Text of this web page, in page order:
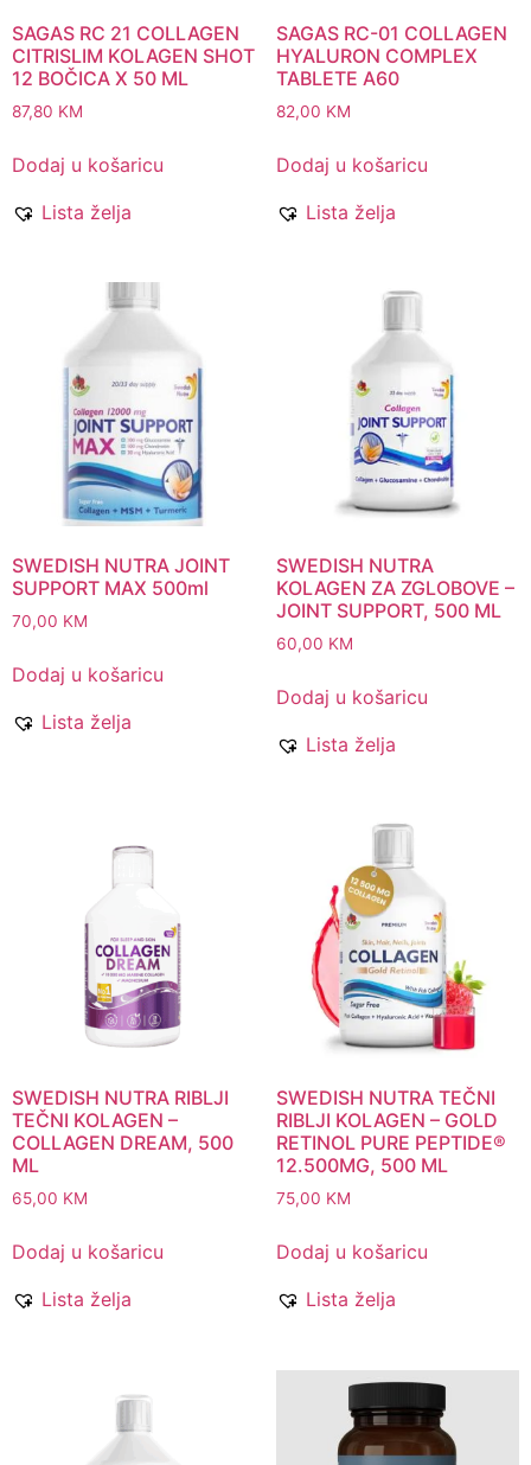
SAGAS RC 21 COLLAGEN
CITRISLIM KOLAGEN SHOT
12 BOČICA X 50 ML
87,80 KM
Dodaj u košaricu
Lista želja
SAGAS RC-01 COLLAGEN
HYALURON COMPLEX
TABLETE A60
82,00 KM
Dodaj u košaricu
Lista želja
SWEDISH NUTRA JOINT
SUPPORT MAX 500ml
70,00 KM
Dodaj u košaricu
Lista želja
SWEDISH NUTRA
KOLAGEN ZA ZGLOBOVE –
JOINT SUPPORT, 500 ML
60,00 KM
Dodaj u košaricu
Lista želja
SWEDISH NUTRA RIBLJI
TEČNI KOLAGEN –
COLLAGEN DREAM, 500
ML
65,00 KM
Dodaj u košaricu
Lista želja
SWEDISH NUTRA TEČNI
RIBLJI KOLAGEN – GOLD
RETINOL PURE PEPTIDE®
12.500MG, 500 ML
75,00 KM
Dodaj u košaricu
Lista želja